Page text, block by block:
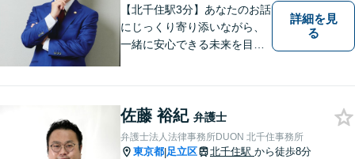
【北千住駅3分】あなたのお話
にじっくり寄り添いながら、
一緒に安心できる未来を目指
を目指しています。まずはお
気軽にご相談ください【丁寧
なヒアリング】【完全個室で
詳細を見
る
佐藤 裕紀 弁護士
弁護士法人法律事務所DUON 北千住事務所
東京都|足立区 北千住駅 から徒歩8分